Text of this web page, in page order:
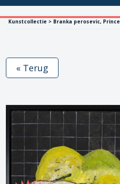
Kunstcollectie > Branka perosevic, Prince
« Terug